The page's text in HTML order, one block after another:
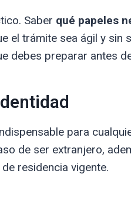
Saber qué papeles
el trámite sea ágil y sin
debes preparar antes
para
de ser extranjero,
residencia vigente.